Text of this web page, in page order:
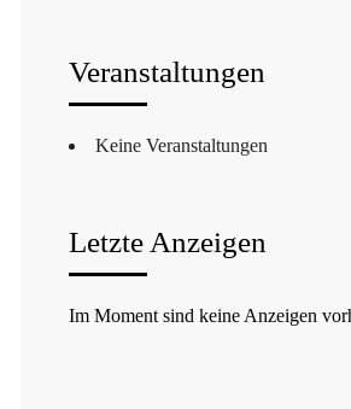
Veranstaltungen
Keine Veranstaltungen
Letzte Anzeigen
Im Moment sind keine Anzeigen